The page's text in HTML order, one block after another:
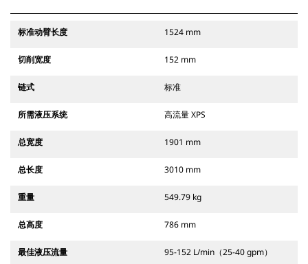
标准动臂长度 1524 mm
切削宽度 152 mm
链式 标准
所需液压系统 高流量 XPS
总宽度 1901 mm
总长度 3010 mm
重量 549.79 kg
总高度 786 mm
最佳液压流量 95-152 L/min（25-40 gpm）